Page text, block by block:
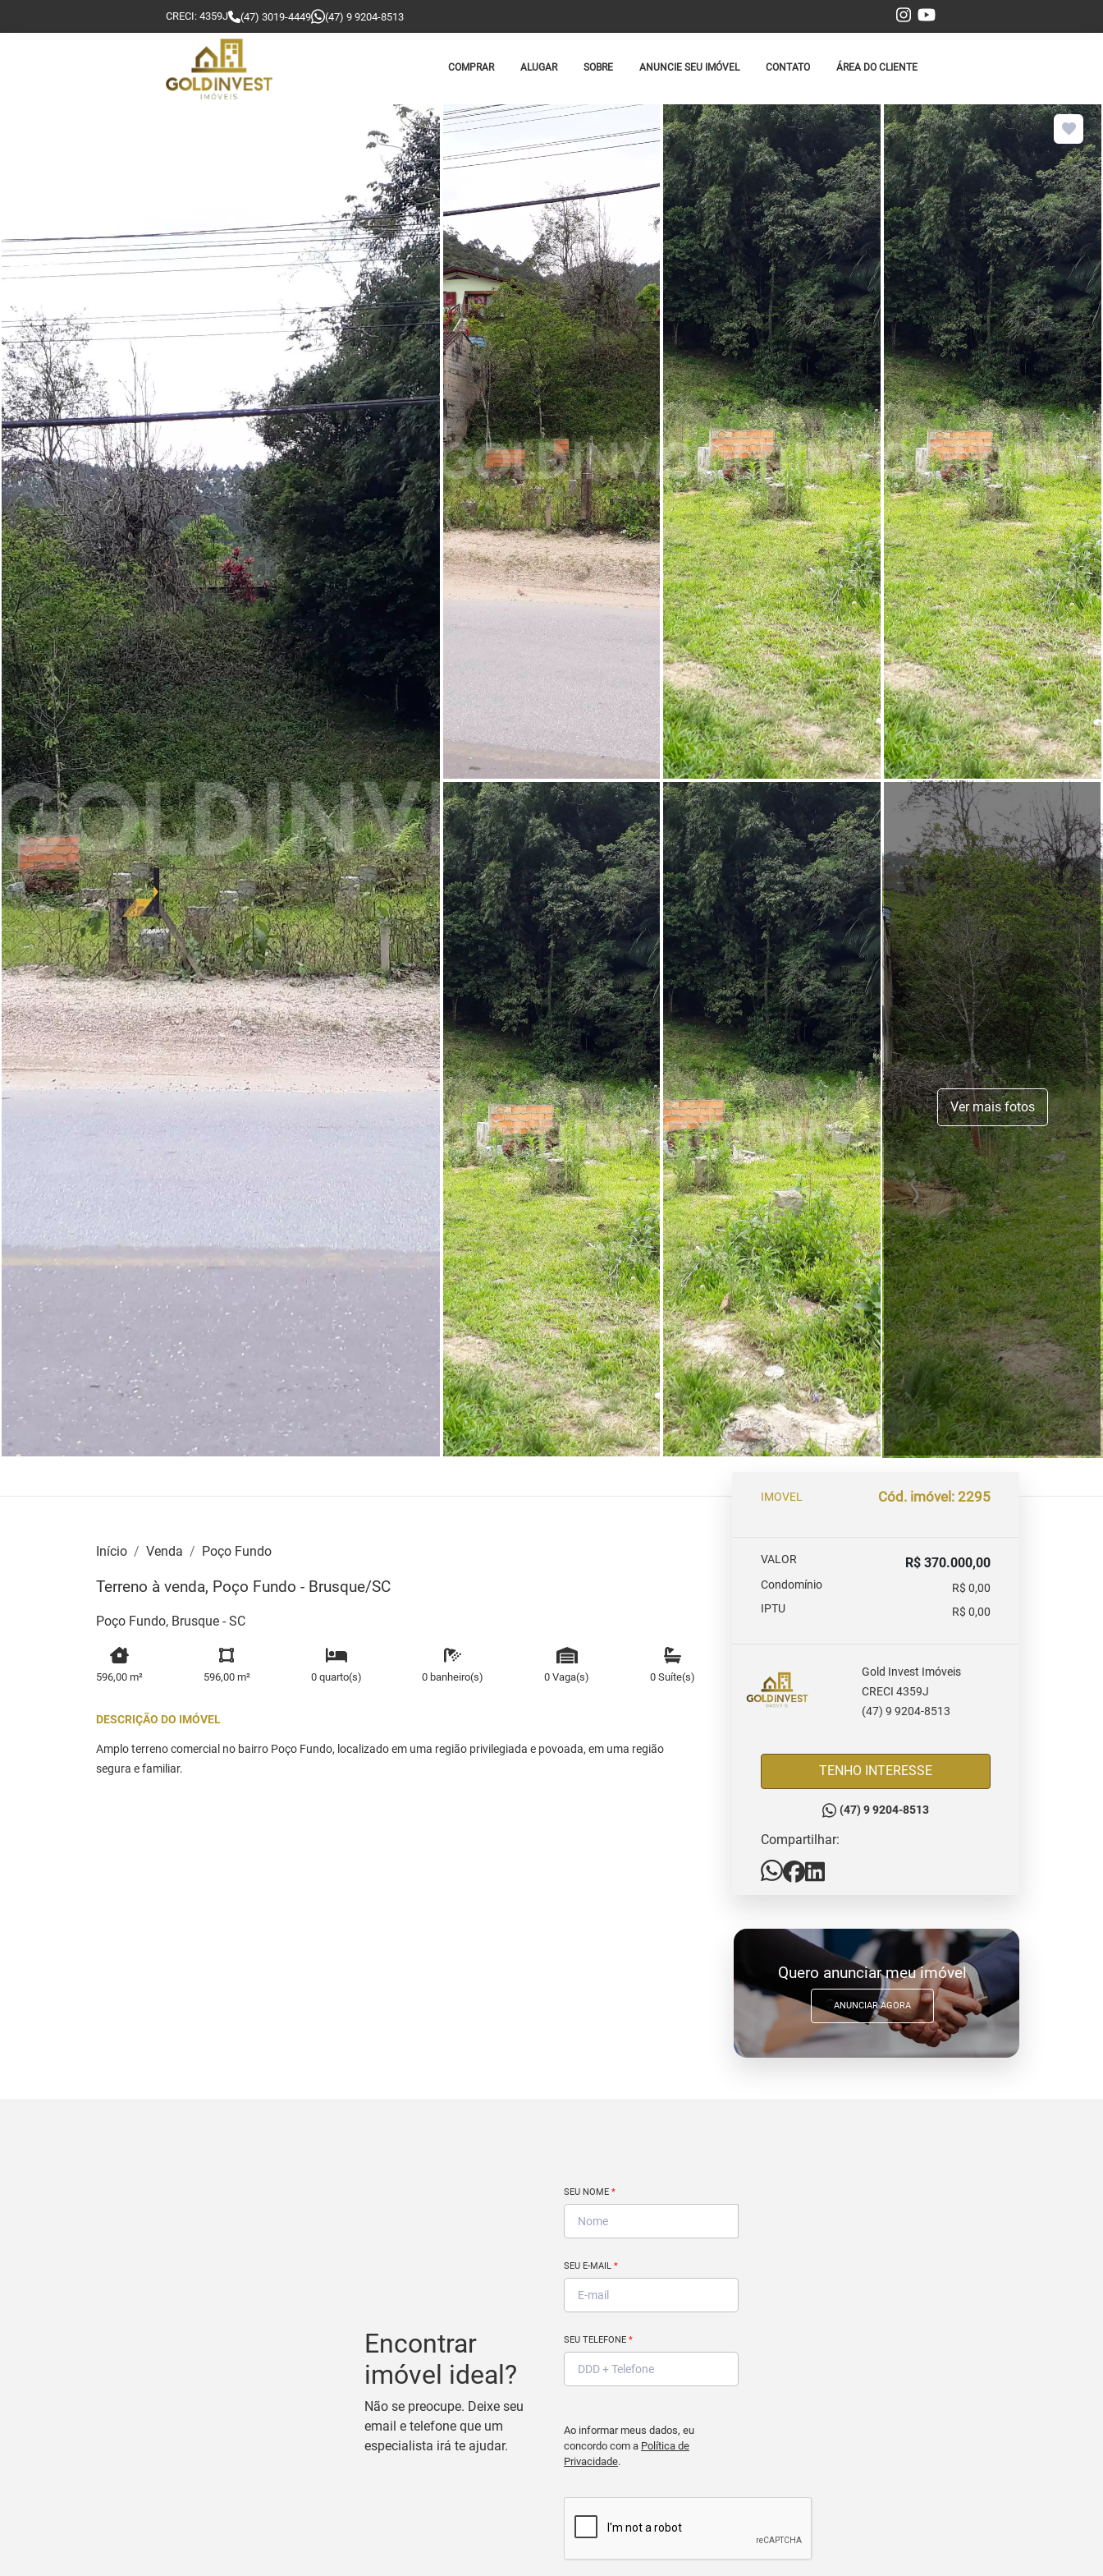
CRECI: 4359J (47) 3019-4449 (47) 9 9204-8513
COMPRAR ALUGAR SOBRE ANUNCIE SEU IMÓVEL CONTATO ÁREA DO CLIENTE
Ver mais fotos
Início Venda Poço Fundo
Terreno à venda, Poço Fundo - Brusque/SC
Poço Fundo, Brusque - SC
596,00 m² 596,00 m² 0 quarto(s) 0 banheiro(s) 0 Vaga(s) 0 Suíte(s)
DESCRIÇÃO DO IMÓVEL
Amplo terreno comercial no bairro Poço Fundo, localizado em uma região privilegiada e povoada, em uma região
segura e familiar.
IMOVEL Cód. imóvel: 2295
VALOR R$ 370.000,00
Condomínio
R$ 0,00
IPTU
R$ 0,00
Gold Invest Imóveis
CRECI 4359J
(47) 9 9204-8513
TENHO INTERESSE
(47) 9 9204-8513
Compartilhar:
Quero anunciar meu imóvel
ANUNCIAR AGORA
Encontrar
imóvel ideal?
Não se preocupe. Deixe seu
email e telefone que um
especialista irá te ajudar.
SEU NOME *
SEU E-MAIL *
SEU TELEFONE *
Ao informar meus dados, eu
concordo com a Política de
Privacidade.